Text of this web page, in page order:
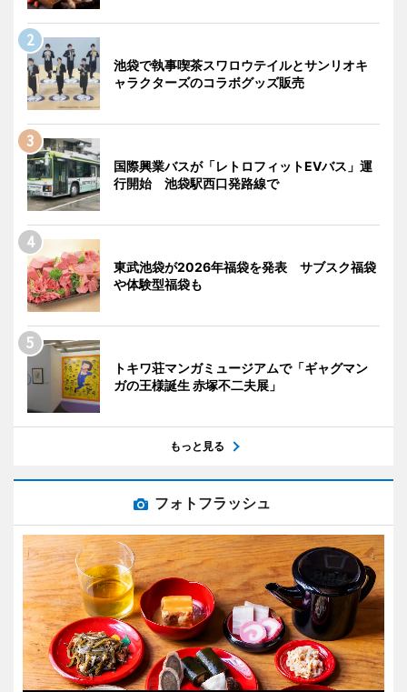
池袋で執事喫茶スワロウテイルとサンリオキ
ャラクターズのコラボグッズ販売
国際興業バスが「レトロフィットEVバス」運
行開始 池袋駅西口発路線で
東武池袋が2026年福袋を発表 サブスク福袋
や体験型福袋も
トキワ荘マンガミュージアムで「ギャグマン
ガの王様誕生 赤塚不二夫展」
もっと見る
フォトフラッシュ